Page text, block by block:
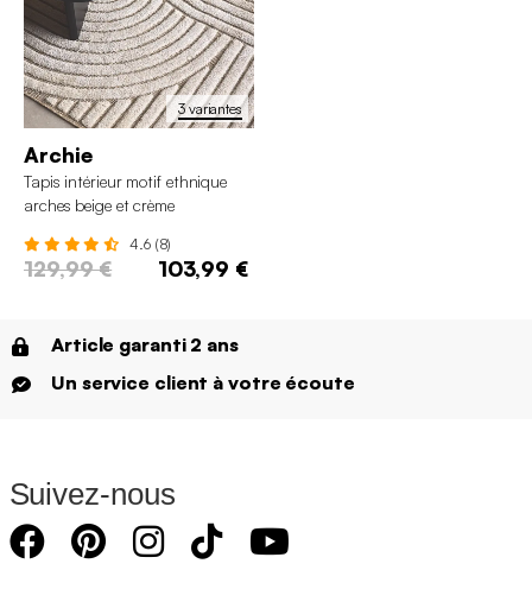
3 variantes
Archie
Tapis intérieur motif ethnique
arches beige et crème
4.6 (8)
129,99 € 103,99 €
Article garanti 2 ans
Un service client à votre écoute
Suivez-nous